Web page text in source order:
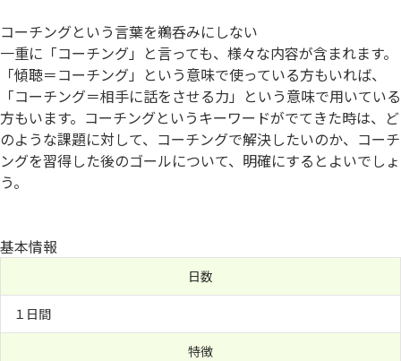
コーチングという言葉を鵜呑みにしない
一重に「コーチング」と言っても、様々な内容が含まれます。
「傾聴＝コーチング」という意味で使っている方もいれば、
「コーチング＝相手に話をさせる力」という意味で用いている
方もいます。コーチングというキーワードがでてきた時は、ど
のような課題に対して、コーチングで解決したいのか、コーチ
ングを習得した後のゴールについて、明確にするとよいでしょ
う。
基本情報
日数
１日間
特徴